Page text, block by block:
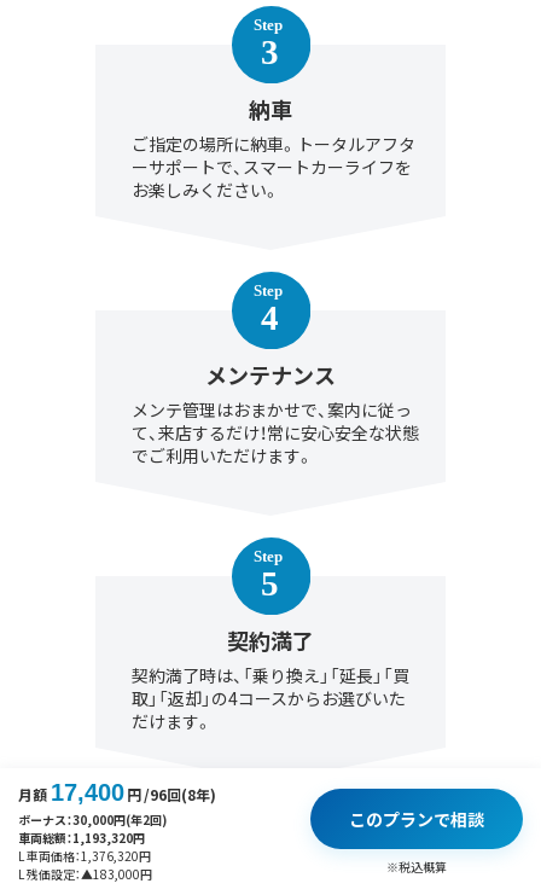
納車
ご指定の場所に納車。トータルアフタ
ーサポートで、スマートカーライフを
お楽しみください。
メンテナンス
メンテ管理はおまかせで、案内に従っ
て、来店するだけ！常に安心安全な状態
でご利用いただけます。
契約満了
契約満了時は、「乗り換え」「延長」「買
取」「返却」の4コースからお選びいた
だけます。
月額 17,400円/96回(8年)
ボーナス：30,000円(年2回)
車両総額：1,193,320円
L 車両価格：1,376,320円
L 残価設定：▲183,000円
このプランで相談
※税込概算